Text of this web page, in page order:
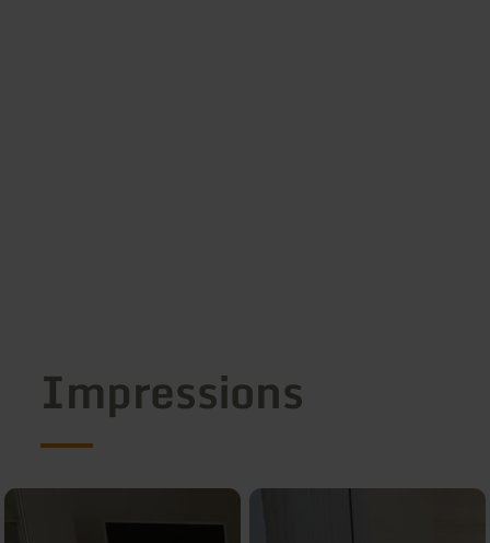
Impressions